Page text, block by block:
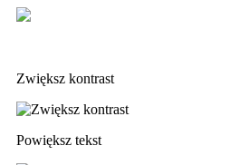
Zwiększ kontrast
Powiększ tekst